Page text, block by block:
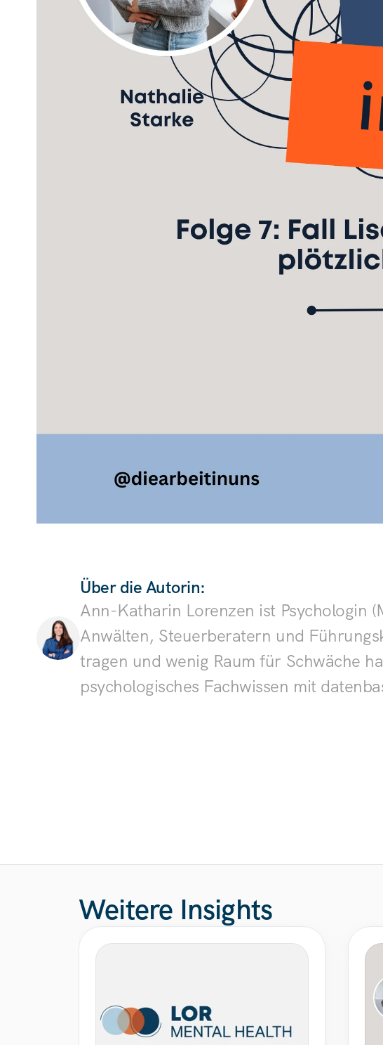
Über die Autorin:
Ann-Katharin Lorenzen ist Psychologin
Anwälten, Steuerberatern und
tragen und wenig Raum für Schwäche
psychologisches Fachwissen mit
Weitere Insights